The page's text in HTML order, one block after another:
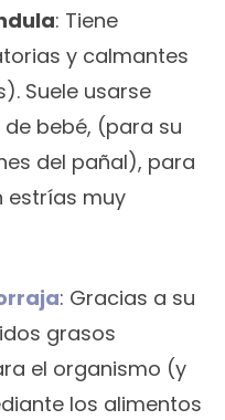
: Tiene
y calmantes
Suele usarse
bebé, (para su
del pañal), para
estrías muy
: Gracias a su
grasos
el organismo (y
los alimentos